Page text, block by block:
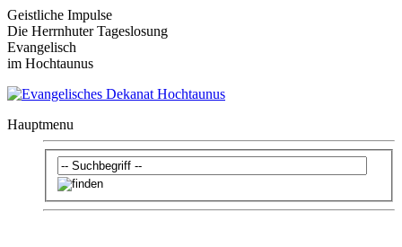
Geistliche Impulse
Die Herrnhuter Tageslosung
Evangelisch
im Hochtaunus
Hauptmenu